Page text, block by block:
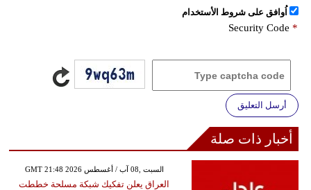
اُوافق على شروط الأستخدام
Security Code *
أرسل التعليق
أخبار ذات صلة
GMT 21:48 2026 السبت ,08 آب / أغسطس
العراق يعلن تفكيك شبكة مسلحة خططت